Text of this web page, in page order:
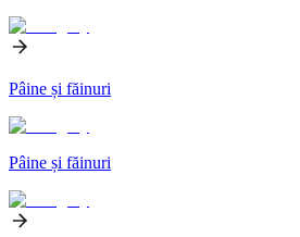
Pâine și făinuri
Pâine și făinuri